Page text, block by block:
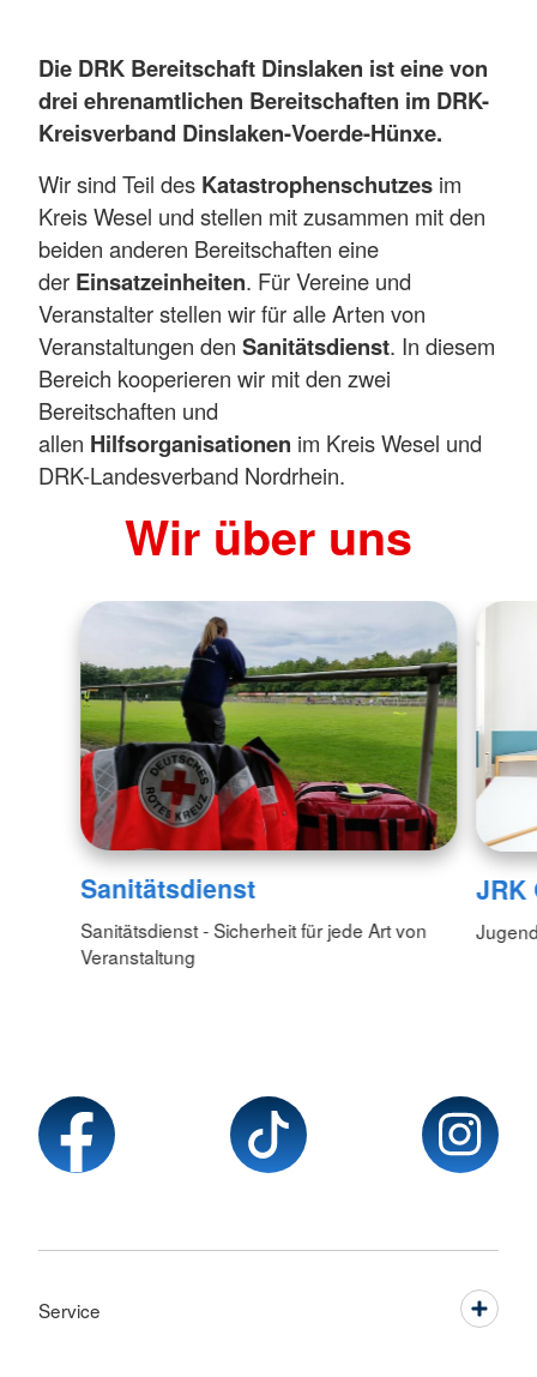
Die DRK Bereitschaft Dinslaken ist eine von
drei ehrenamtlichen Bereitschaften im DRK-
Kreisverband Dinslaken-Voerde-Hünxe.
Wir sind Teil des Katastrophenschutzes im
Kreis Wesel und stellen mit zusammen mit den
beiden anderen Bereitschaften eine
der Einsatzeinheiten. Für Vereine und
Veranstalter stellen wir für alle Arten von
Veranstaltungen den Sanitätsdienst. In diesem
Bereich kooperieren wir mit den zwei
Bereitschaften und
allen Hilfsorganisationen im Kreis Wesel und
DRK-Landesverband Nordrhein.
Wir über uns
Sanitätsdienst
Sanitätsdienst - Sicherheit für jede Art von
Veranstaltung
JRK
Service